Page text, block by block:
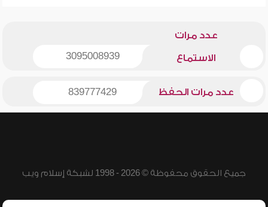
عدد مرات
الاستماع 3095008939
عدد مرات الحفظ 839777429
جميع الحقوق محفوظة © 2026 - 1998 لشبكة إسلام ويب